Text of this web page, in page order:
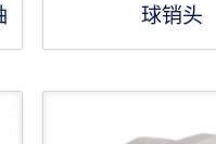
球销头